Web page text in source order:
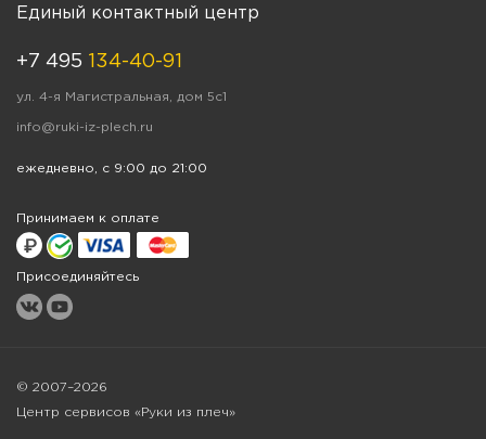
Единый контактный центр
+7 495 134-40-91
ул. 4-я Магистральная, дом 5с1
info@ruki-iz-plech.ru
ежедневно, с 9:00 до 21:00
Принимаем к оплате
Присоединяйтесь
© 2007–2026
Центр сервисов «Руки из плеч»